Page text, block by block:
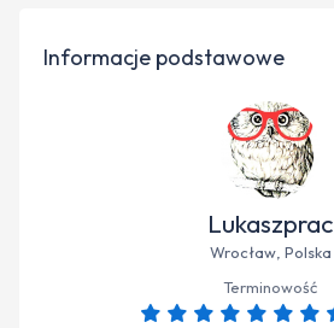
Informacje podstawowe
Lukaszprac
Wrocław, Polska
Terminowość